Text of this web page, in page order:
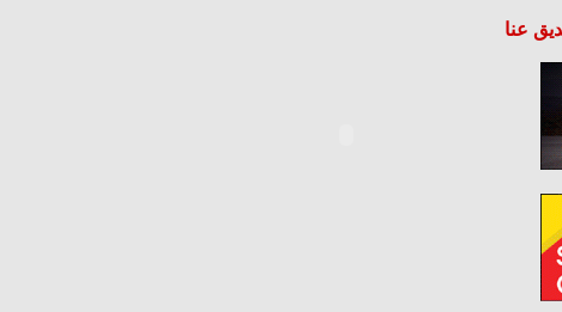
عنا